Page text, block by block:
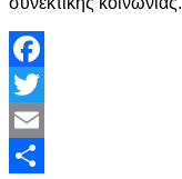
Facebook
Twitter
Email